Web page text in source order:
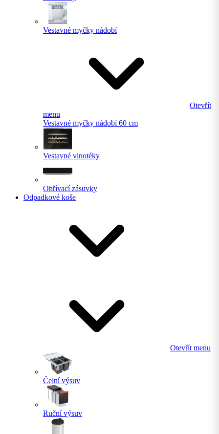
Vestavné myčky nádobí
Otevřít
menu
Vestavné myčky nádobí 60 cm
Vestavné vinotéky
Ohřívací zásuvky
Odpadkové koše
Otevřít menu
Čelní výsuv
Ruční výsuv